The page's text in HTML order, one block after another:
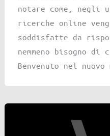
notare come,
ricerche online
soddisfatte da
nemmeno bisogno
Benvenuto nel nuovo